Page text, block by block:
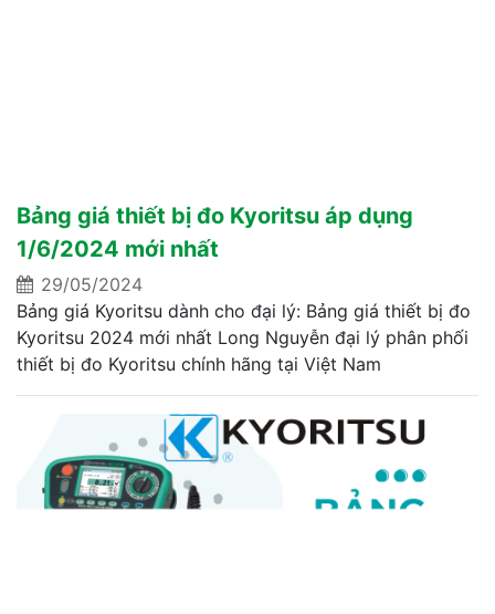
Bảng giá thiết bị đo Kyoritsu áp dụng
1/6/2024 mới nhất
29/05/2024
Bảng giá Kyoritsu dành cho đại lý: Bảng giá thiết bị đo
Kyoritsu 2024 mới nhất Long Nguyễn đại lý phân phối
thiết bị đo Kyoritsu chính hãng tại Việt Nam